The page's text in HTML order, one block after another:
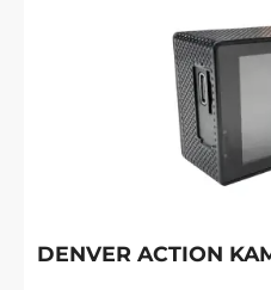
DENVER ACTION